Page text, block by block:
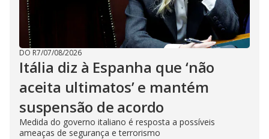
DO R7/07/08/2026
Itália diz à Espanha que ‘não
aceita ultimatos’ e mantém
suspensão de acordo
Medida do governo italiano é resposta a possíveis
ameaças de segurança e terrorismo